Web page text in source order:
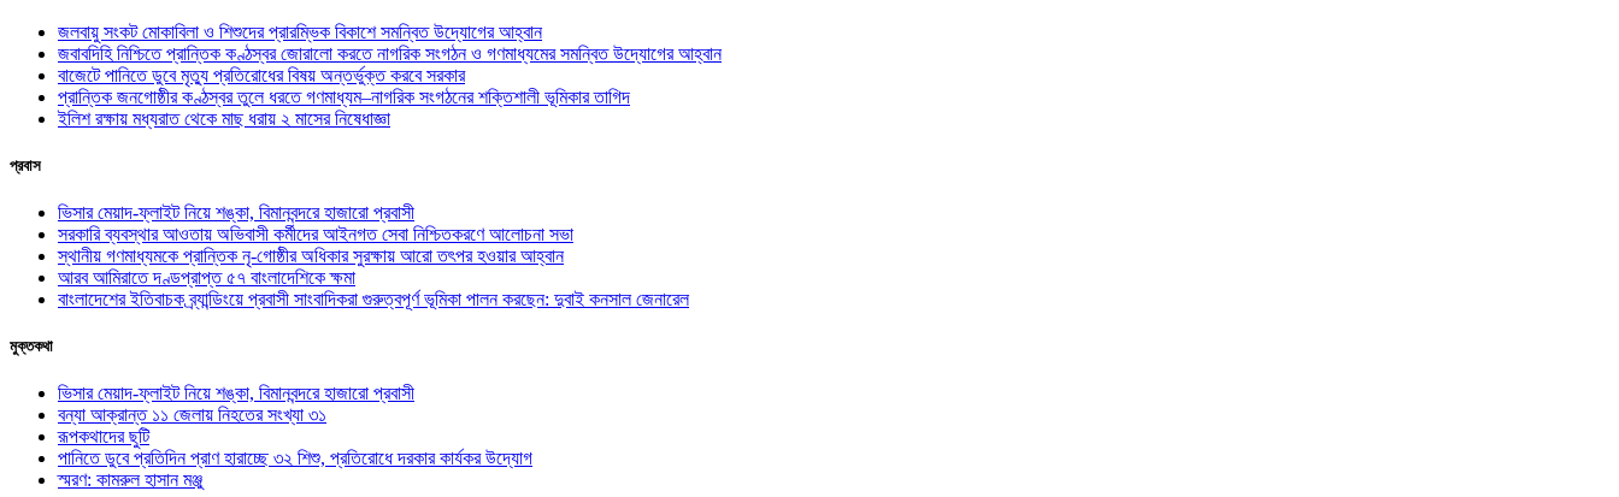
জলবায়ু সংকট মোকাবিলা ও শিশুদের প্রারম্ভিক বিকাশে সমন্বিত উদ্যোগের আহ্বান
জবাবদিহি নিশ্চিতে প্রান্তিক কণ্ঠস্বর জোরালো করতে নাগরিক সংগঠন ও গণমাধ্যমের সমন্বিত উদ্যোগের আহ্বান
বাজেটে পানিতে ডুবে মৃত্যু প্রতিরোধের বিষয় অন্তর্ভুক্ত করবে সরকার
প্রান্তিক জনগোষ্ঠীর কণ্ঠস্বর তুলে ধরতে গণমাধ্যম–নাগরিক সংগঠনের শক্তিশালী ভূমিকার তাগিদ
ইলিশ রক্ষায় মধ্যরাত থেকে মাছ ধরায় ২ মাসের নিষেধাজ্ঞা
প্রবাস
ভিসার মেয়াদ-ফ্লাইট নিয়ে শঙ্কা, বিমানবন্দরে হাজারো প্রবাসী
সরকারি ব্যবস্থার আওতায় অভিবাসী কর্মীদের আইনগত সেবা নিশ্চিতকরণে আলোচনা সভা
স্থানীয় গণমাধ্যমকে প্রান্তিক নৃ-গোষ্ঠীর অধিকার সুরক্ষায় আরো তৎপর হওয়ার আহ্বান
আরব আমিরাতে দণ্ডপ্রাপ্ত ৫৭ বাংলাদেশিকে ক্ষমা
বাংলাদেশের ইতিবাচক ব্র্যান্ডিংয়ে প্রবাসী সাংবাদিকরা গুরুত্বপূর্ণ ভূমিকা পালন করছেন: দুবাই কনসাল জেনারেল
মুক্তকথা
ভিসার মেয়াদ-ফ্লাইট নিয়ে শঙ্কা, বিমানবন্দরে হাজারো প্রবাসী
বন্যা আক্রান্ত ১১ জেলায় নিহতের সংখ্যা ৩১
রূপকথাদের ছুটি
পানিতে ডুবে প্রতিদিন প্রাণ হারাচ্ছে ৩২ শিশু, প্রতিরোধে দরকার কার্যকর উদ্যোগ
স্মরণ: কামরুল হাসান মঞ্জু